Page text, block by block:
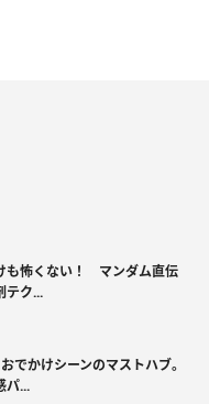
も怖くない！ マンダム直伝
テク...
でかけシーンのマストハブ。
パ...